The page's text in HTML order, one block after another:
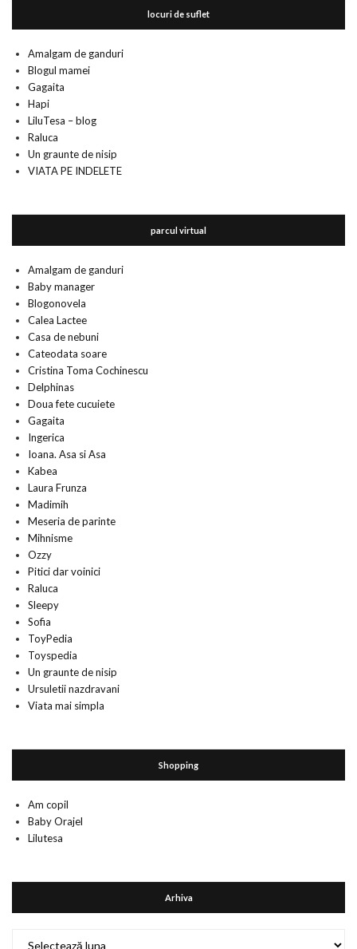
locuri de suflet
Amalgam de ganduri
Blogul mamei
Gagaita
Hapi
LiluTesa – blog
Raluca
Un graunte de nisip
VIATA PE INDELETE
parcul virtual
Amalgam de ganduri
Baby manager
Blogonovela
Calea Lactee
Casa de nebuni
Cateodata soare
Cristina Toma Cochinescu
Delphinas
Doua fete cucuiete
Gagaita
Ingerica
Ioana. Asa si Asa
Kabea
Laura Frunza
Madimih
Meseria de parinte
Mihnisme
Ozzy
Pitici dar voinici
Raluca
Sleepy
Sofia
ToyPedia
Toyspedia
Un graunte de nisip
Ursuletii nazdravani
Viata mai simpla
Shopping
Am copil
Baby Orajel
Lilutesa
Arhiva